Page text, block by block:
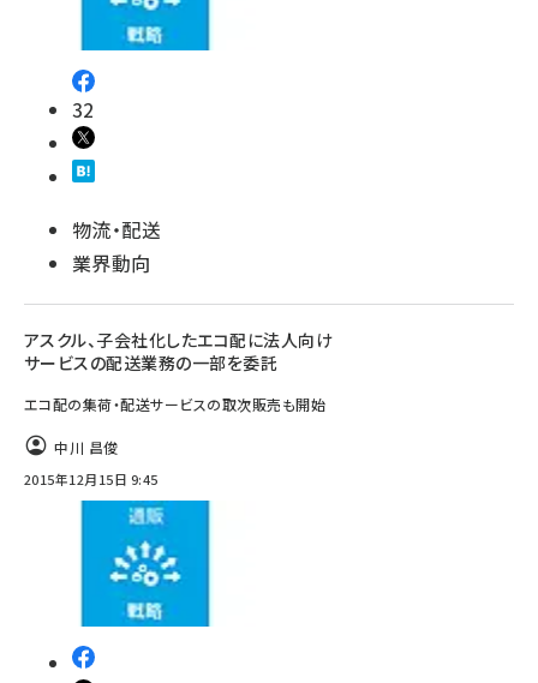
32
物流・配送
業界動向
アスクル、子会社化したエコ配に法人向け
サービスの配送業務の一部を委託
エコ配の集荷・配送サービスの取次販売も開始
中川 昌俊
2015年12月15日 9:45